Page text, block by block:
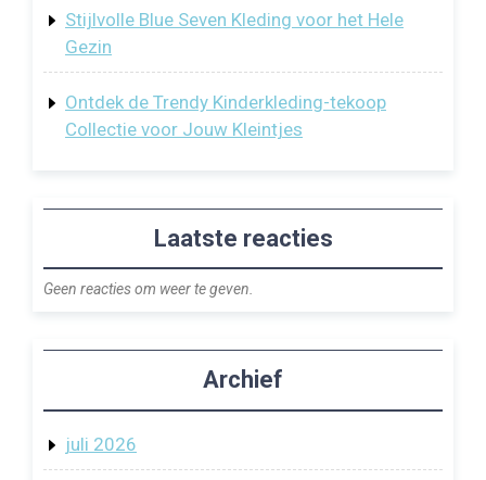
Stijlvolle Blue Seven Kleding voor het Hele
Gezin
Ontdek de Trendy Kinderkleding-tekoop
Collectie voor Jouw Kleintjes
Laatste reacties
Geen reacties om weer te geven.
Archief
juli 2026